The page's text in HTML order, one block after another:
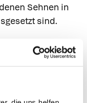
Sehnen in
sind.